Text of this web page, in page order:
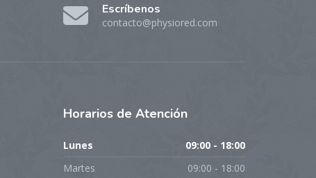
Escríbenos
contacto@physiored.com
Horarios de Atención
Lunes
09:00 - 18:00
Martes
09:00 - 18:00